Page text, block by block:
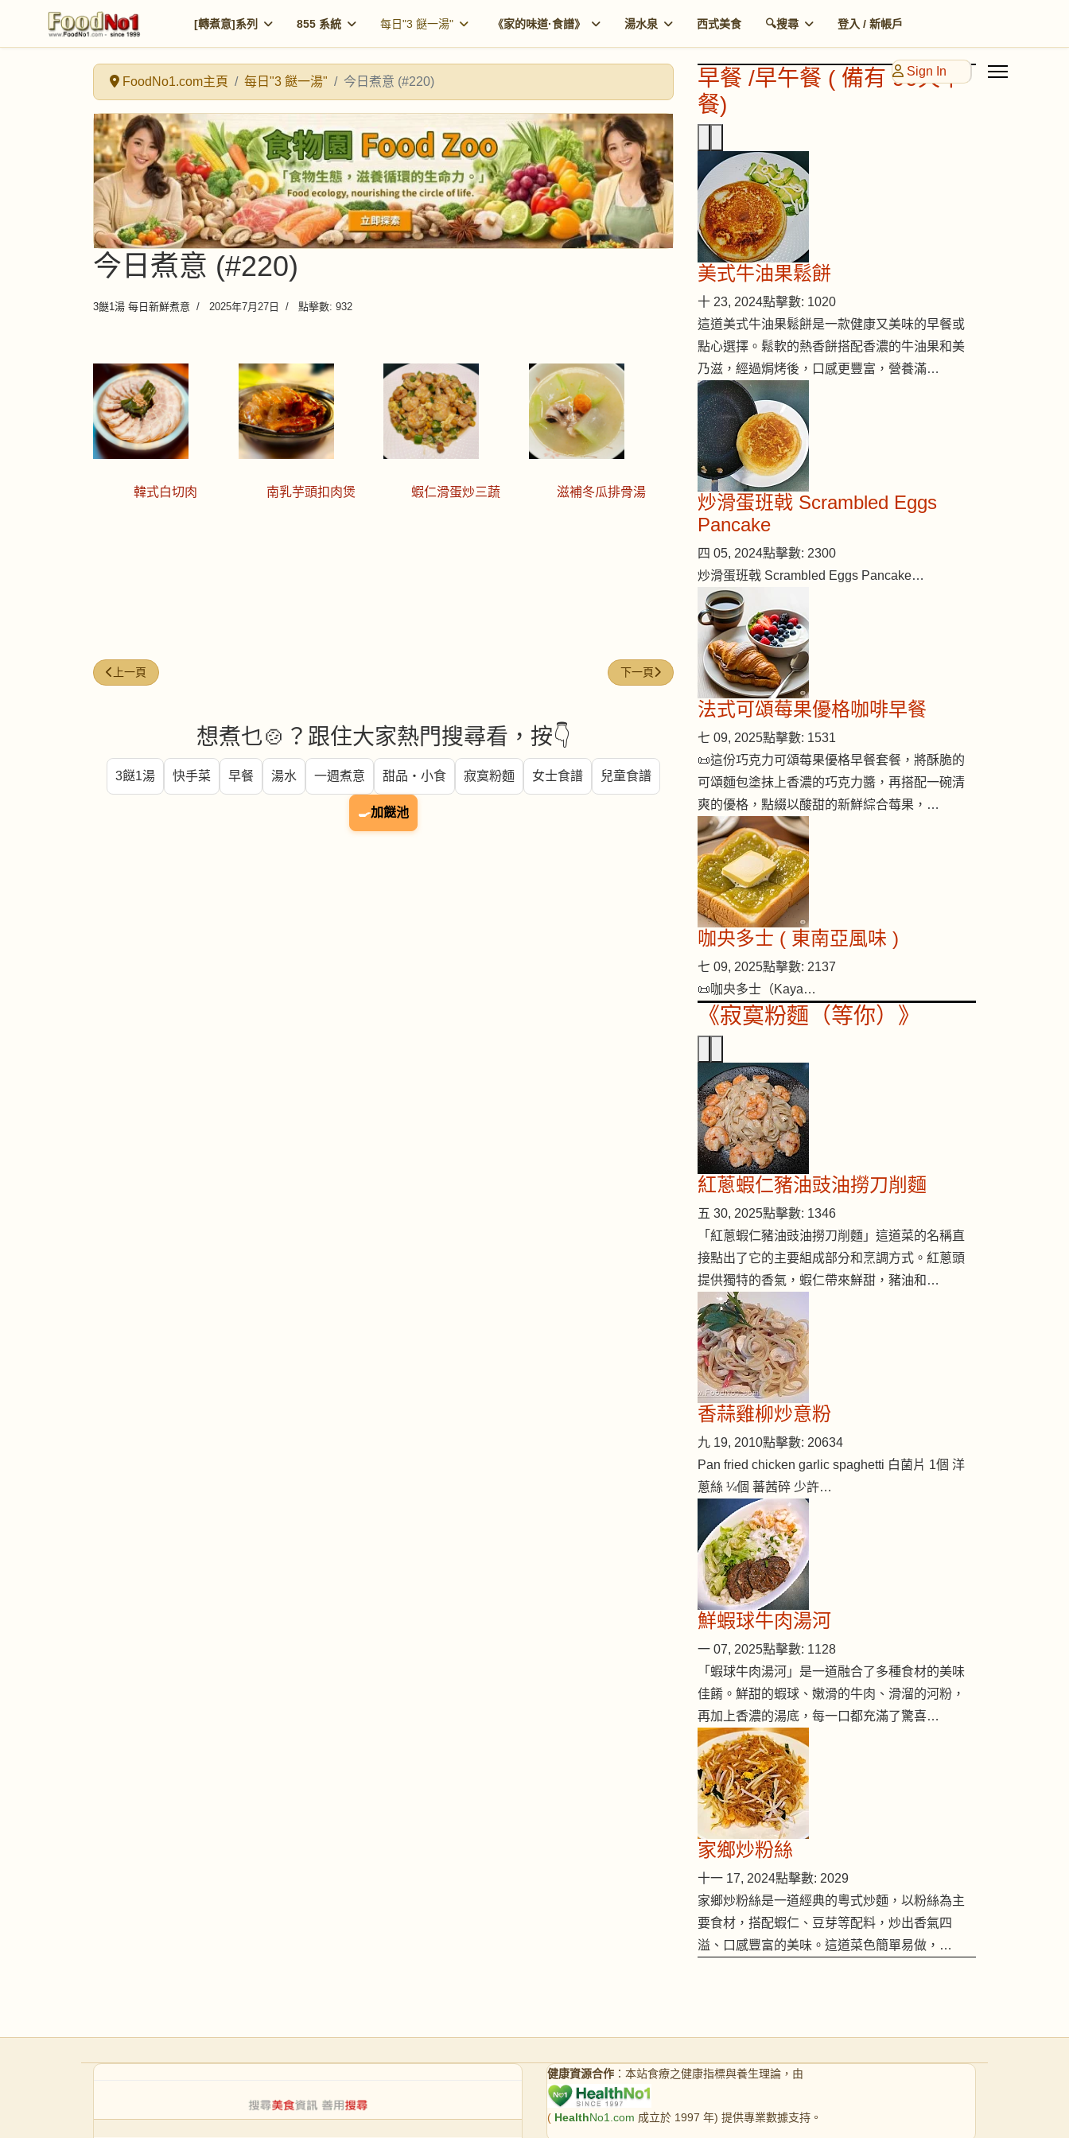
[轉煮意]系列 855 系統 每日"3 餸一湯" 《家的味道·食譜》 湯水泉 西式美食 🔍搜尋 登入 / 新帳戶
Sign In
FoodNo1.com主頁 每日"3 餸一湯" 今日煮意 (#220)
今日煮意 (#220)
3餸1湯 每日新鮮煮意 2025年7月27日 點擊數: 932
韓式白切肉 南乳芋頭扣肉煲 蝦仁滑蛋炒三蔬 滋補冬瓜排骨湯
上一篇文章: 今日煮意 (#219)
上一頁 下一篇文章: 今日煮意 (#221)
下一頁
想煮乜🍲？跟住大家熱門搜尋看，按👇
3餸1湯 快手菜 早餐 湯水 一週煮意 甜品・小食 寂寞粉麵 女士食譜 兒童食譜
🍳加餸池
早餐 /早午餐 ( 備有 90天早
餐)
美式牛油果鬆餅
十 23, 2024點擊數: 1020
這道美式牛油果鬆餅是一款健康又美味的早餐或
點心選擇。鬆軟的熱香餅搭配香濃的牛油果和美
乃滋，經過焗烤後，口感更豐富，營養滿…
炒滑蛋班戟 Scrambled Eggs
Pancake
四 05, 2024點擊數: 2300
炒滑蛋班戟 Scrambled Eggs Pancake…
法式可頌莓果優格咖啡早餐
七 09, 2025點擊數: 1531
📜這份巧克力可頌莓果優格早餐套餐，將酥脆的
可頌麵包塗抹上香濃的巧克力醬，再搭配一碗清
爽的優格，點綴以酸甜的新鮮綜合莓果，…
咖央多士 ( 東南亞風味 )
七 09, 2025點擊數: 2137
📜咖央多士（Kaya…
《寂寞粉麵（等你）》
紅蔥蝦仁豬油豉油撈刀削麵
五 30, 2025點擊數: 1346
「紅蔥蝦仁豬油豉油撈刀削麵」這道菜的名稱直
接點出了它的主要組成部分和烹調方式。紅蔥頭
提供獨特的香氣，蝦仁帶來鮮甜，豬油和…
香蒜雞柳炒意粉
九 19, 2010點擊數: 20634
Pan fried chicken garlic spaghetti 白菌片 1個 洋
蔥絲 ¼個 蕃茜碎 少許…
鮮蝦球牛肉湯河
一 07, 2025點擊數: 1128
「蝦球牛肉湯河」是一道融合了多種食材的美味
佳餚。鮮甜的蝦球、嫩滑的牛肉、滑溜的河粉，
再加上香濃的湯底，每一口都充滿了驚喜…
家鄉炒粉絲
十一 17, 2024點擊數: 2029
家鄉炒粉絲是一道經典的粵式炒麵，以粉絲為主
要食材，搭配蝦仁、豆芽等配料，炒出香氣四
溢、口感豐富的美味。這道菜色簡單易做，…
健康資源合作 ：本站食療之健康指標與養生理論，由
( HealthNo1.com 成立於 1997 年) 提供專業數據支持。